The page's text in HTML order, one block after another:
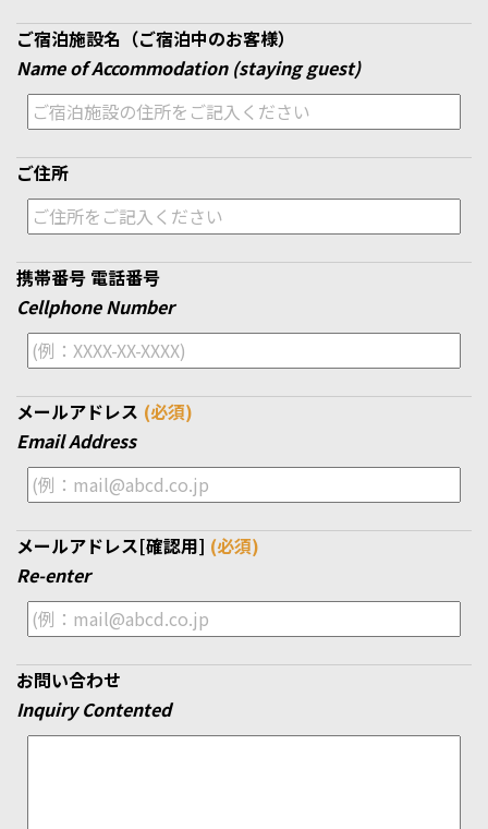
ご宿泊施設名（ご宿泊中のお客様）
Name of Accommodation (staying guest)
ご住所
携帯番号 電話番号
Cellphone Number
メールアドレス (必須)
Email Address
メールアドレス[確認用] (必須)
Re-enter
お問い合わせ
Inquiry Contented